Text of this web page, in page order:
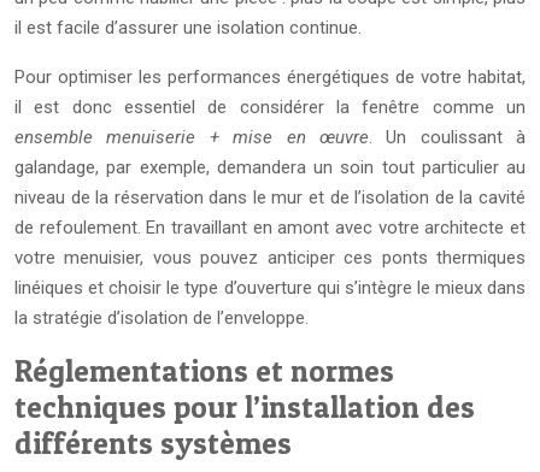
il est facile d’assurer une isolation continue.
Pour optimiser les performances énergétiques de votre habitat,
il est donc essentiel de considérer la fenêtre comme un
ensemble menuiserie + mise en œuvre . Un coulissant à
galandage, par exemple, demandera un soin tout particulier au
niveau de la réservation dans le mur et de l’isolation de la cavité
de refoulement. En travaillant en amont avec votre architecte et
votre menuisier, vous pouvez anticiper ces ponts thermiques
linéiques et choisir le type d’ouverture qui s’intègre le mieux dans
la stratégie d’isolation de l’enveloppe.
Réglementations et normes
techniques pour l’installation des
différents systèmes